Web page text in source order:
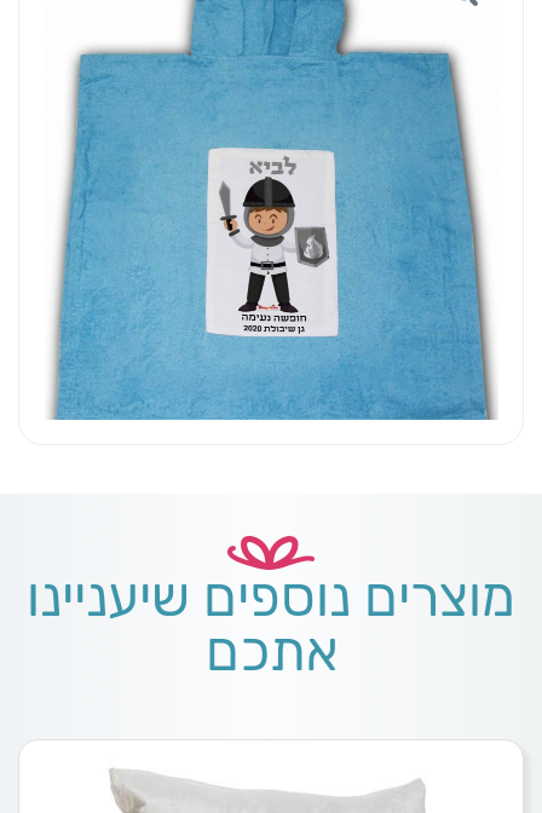
מוצרים נוספים שיעניינו
אתכם